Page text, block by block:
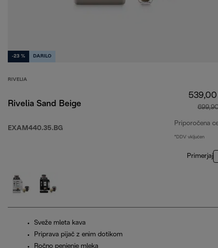
-23 % DARILO
RIVELIA
Rivelia Sand Beige
EXAM440.35.BG
Priporočena
*DDV vključen
Primerjaj
Sveže mleta kava
Priprava pijač z enim dotikom
Ročno penjenje mleka